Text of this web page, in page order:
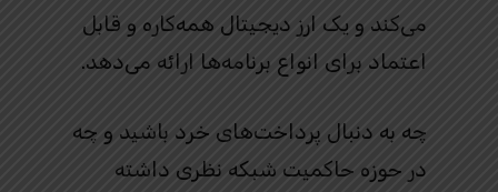
می‌کند و یک ارز دیجیتال همه‌کاره و قابل
اعتماد برای انواع برنامه‌ها ارائه می‌دهد.
چه به دنبال پرداخت‌های خرد باشید و چه
در حوزه حاکمیت شبکه نظری داشته